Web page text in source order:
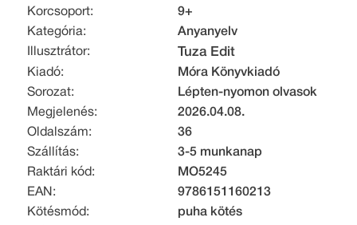
Korcsoport:
9+
Kategória:
Anyanyelv
Illusztrátor:
Tuza Edit
Kiadó:
Móra Könyvkiadó
Sorozat:
Lépten-nyomon olvasok
Megjelenés:
2026.04.08.
Oldalszám:
36
Szállítás:
3-5 munkanap
Raktári kód:
MO5245
EAN:
9786151160213
Kötésmód:
puha kötés